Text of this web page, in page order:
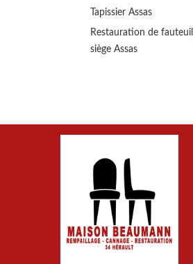
Tapissier Assas
Restauration de
siège Assas